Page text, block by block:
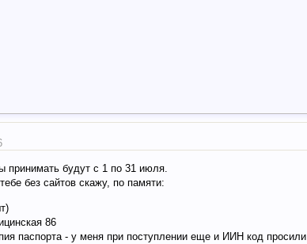
принимать будут с 1 по 31 июля.
без сайтов скажу, по памяти:
86
паспорта - у меня при поступлении еще и ИИН код просили